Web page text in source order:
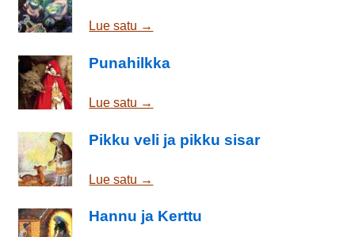
Lue satu →
Punahilkka
Lue satu →
Pikku veli ja pikku sisar
Lue satu →
Hannu ja Kerttu